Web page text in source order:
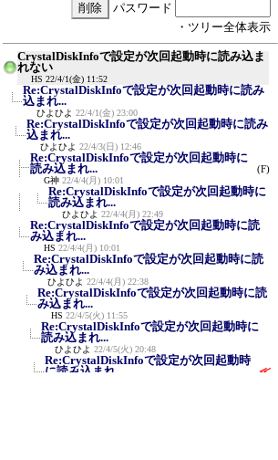
パスワード
・ツリー全体表示
CrystalDiskInfoで設定が次回起動時に読み込ま
れない
HS 22/4/1(金) 11:52
Re:CrystalDiskInfoで設定が次回起動時に読み
込まれ...
ひよひよ 22/4/1(金) 23:00
Re:CrystalDiskInfoで設定が次回起動時に読み
込まれ...
ひよひよ 22/4/3(日) 12:46
Re:CrystalDiskInfoで設定が次回起動時に
読み込まれ...
G神 22/4/4(月) 10:01
(F)
Re:CrystalDiskInfoで設定が次回起動時に
読み込まれ...
ひよひよ 22/4/4(月) 22:49
Re:CrystalDiskInfoで設定が次回起動時に読
み込まれ...
HS 22/4/4(月) 10:01
Re:CrystalDiskInfoで設定が次回起動時に読
み込まれ...
ひよひよ 22/4/4(月) 22:38
Re:CrystalDiskInfoで設定が次回起動時に読
み込まれ...
HS 22/4/5(火) 11:55
Re:CrystalDiskInfoで設定が次回起動時に
読み込まれ...
ひよひよ 22/4/5(火) 20:48
Re:CrystalDiskInfoで設定が次回起動時
に読み込まれ...
≪